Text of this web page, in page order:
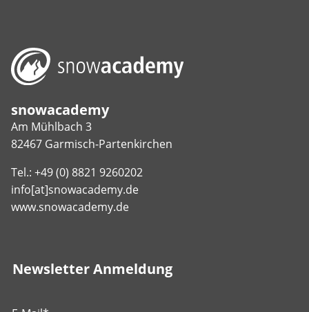
snowacademy
Am Mühlbach 3
82467 Garmisch-Partenkirchen
Tel.: +49 (0) 8821 9260202
info[at]snowacademy.de
www.snowacademy.de
Newsletter Anmeldung